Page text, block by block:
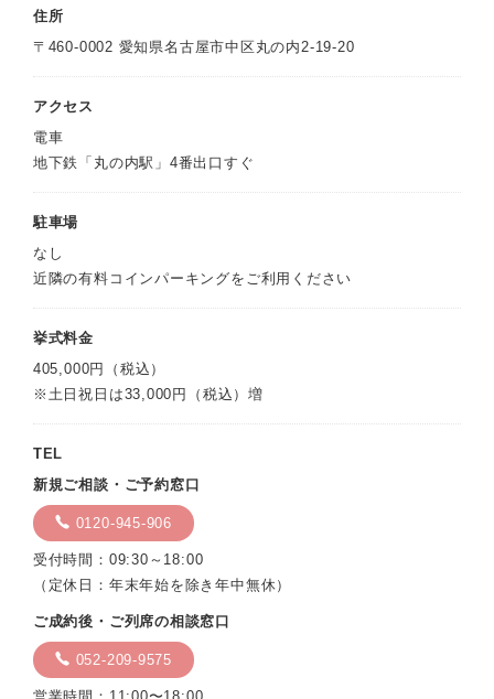
住所
〒460-0002 愛知県名古屋市中区丸の内2-19-20
アクセス
電車
地下鉄「丸の内駅」4番出口すぐ
駐車場
なし
近隣の有料コインパーキングをご利用ください
挙式料金
405,000円（税込）
※土日祝日は33,000円（税込）増
TEL
新規ご相談・ご予約窓口
0120-945-906
受付時間：09:30～18:00
（定休日：年末年始を除き年中無休）
ご成約後・ご列席の相談窓口
052-209-9575